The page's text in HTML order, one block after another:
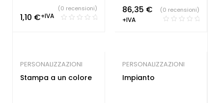
1,10 €+IVA
(0 recensioni) 86,35 €
+IVA
(0 recensioni)
PERSONALIZZAZIONI
Stampa a un colore
PERSONALIZZAZIONI
Impianto